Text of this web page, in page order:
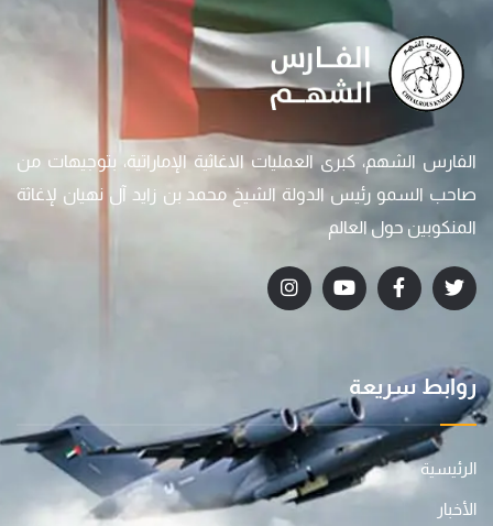
الفارس الشهم، كبرى العمليات الاغاثية الإماراتية، بتوجيهات من
صاحب السمو رئيس الدولة الشيخ محمد بن زايد آل نهيان لإغاثة
المنكوبين حول العالم
روابط سريعة
الرئيسية
الأخبار